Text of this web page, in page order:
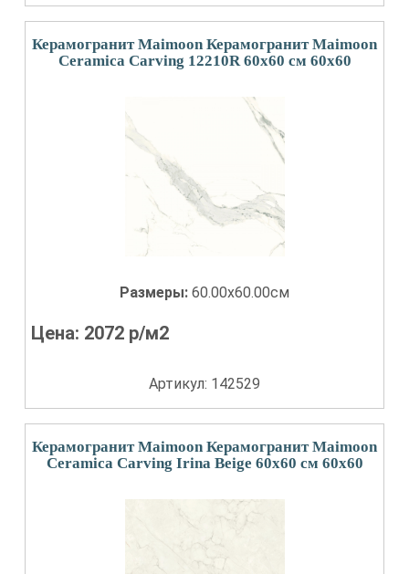
Керамогранит Maimoon Керамогранит Maimoon
Ceramica Carving 12210R 60х60 см 60x60
Размеры: 60.00x60.00см
Цена: 2072 р/м2
Артикул: 142529
Керамогранит Maimoon Керамогранит Maimoon
Ceramica Carving Irina Beige 60х60 см 60x60